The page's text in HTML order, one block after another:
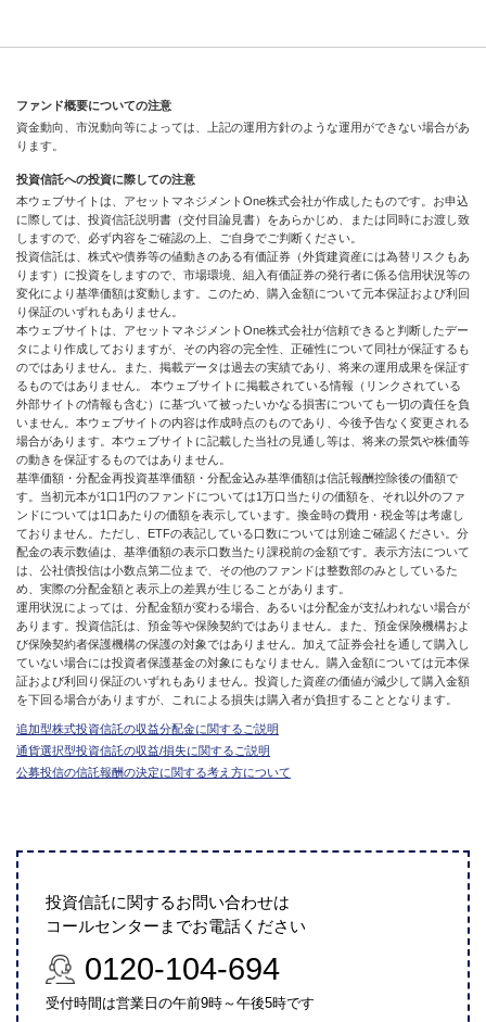
ファンド概要についての注意
資金動向、市況動向等によっては、上記の運用方針のような運用ができない場合があ
ります。
投資信託への投資に際しての注意
本ウェブサイトは、アセットマネジメントOne株式会社が作成したものです。お申込
に際しては、投資信託説明書（交付目論見書）をあらかじめ、または同時にお渡し致
しますので、必ず内容をご確認の上、ご自身でご判断ください。
投資信託は、株式や債券等の値動きのある有価証券（外貨建資産には為替リスクもあ
ります）に投資をしますので、市場環境、組入有価証券の発行者に係る信用状況等の
変化により基準価額は変動します。このため、購入金額について元本保証および利回
り保証のいずれもありません。
本ウェブサイトは、アセットマネジメントOne株式会社が信頼できると判断したデー
タにより作成しておりますが、その内容の完全性、正確性について同社が保証するも
のではありません。また、掲載データは過去の実績であり、将来の運用成果を保証す
るものではありません。 本ウェブサイトに掲載されている情報（リンクされている
外部サイトの情報も含む）に基づいて被ったいかなる損害についても一切の責任を負
いません。本ウェブサイトの内容は作成時点のものであり、今後予告なく変更される
場合があります。本ウェブサイトに記載した当社の見通し等は、将来の景気や株価等
の動きを保証するものではありません。
基準価額・分配金再投資基準価額・分配金込み基準価額は信託報酬控除後の価額で
す。当初元本が1口1円のファンドについては1万口当たりの価額を、それ以外のファ
ンドについては1口あたりの価額を表示しています。換金時の費用・税金等は考慮し
ておりません。ただし、ETFの表記している口数については別途ご確認ください。分
配金の表示数値は、基準価額の表示口数当たり課税前の金額です。表示方法について
は、公社債投信は小数点第二位まで、その他のファンドは整数部のみとしているた
め、実際の分配金額と表示上の差異が生じることがあります。
運用状況によっては、分配金額が変わる場合、あるいは分配金が支払われない場合が
あります。投資信託は、預金等や保険契約ではありません。また、預金保険機構およ
び保険契約者保護機構の保護の対象ではありません。加えて証券会社を通して購入し
ていない場合には投資者保護基金の対象にもなりません。購入金額については元本保
証および利回り保証のいずれもありません。投資した資産の価値が減少して購入金額
を下回る場合がありますが、これによる損失は購入者が負担することとなります。
追加型株式投資信託の収益分配金に関するご説明
通貨選択型投資信託の収益/損失に関するご説明
公募投信の信託報酬の決定に関する考え方について
投資信託に関するお問い合わせは
コールセンターまでお電話ください
0120-104-694
受付時間は営業日の午前9時～午後5時です